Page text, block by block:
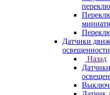
Датчики
Назад